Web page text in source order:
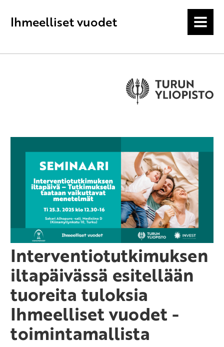
Ihmeelliset vuodet MENU
Interventiotutkimuksen
iltapäivässä esitellään
tuoreita tuloksia
Ihmeelliset vuodet -
toimintamallista